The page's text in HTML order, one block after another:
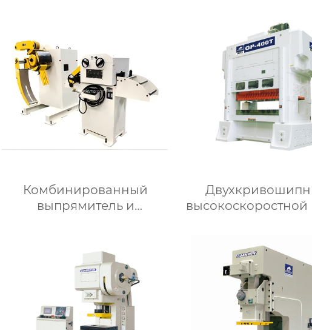
Комбинированный
выпрямитель и
высокоскоростной